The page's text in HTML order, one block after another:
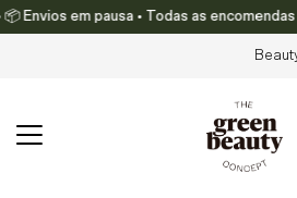
Translation missing: pt-
Envios em pausa • Todas as